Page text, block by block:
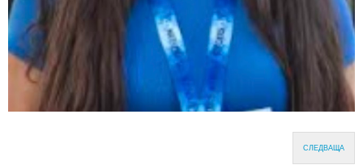
СЛЕДВАЩА